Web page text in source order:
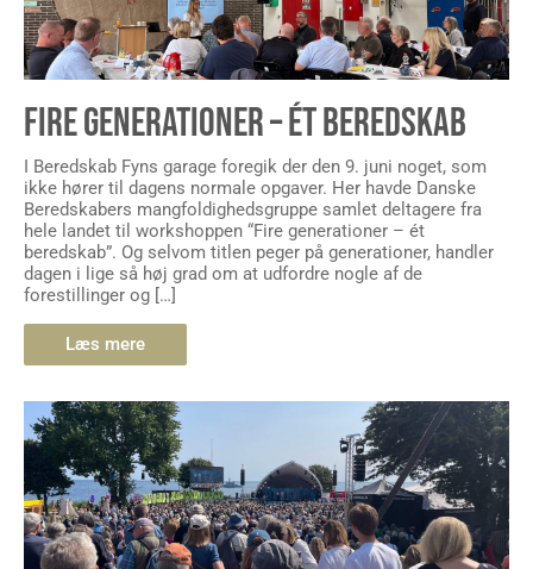
FIRE GENERATIONER – ÉT BEREDSKAB
I Beredskab Fyns garage foregik der den 9. juni noget, som
Beredskabers mangfoldighedsgruppe samlet deltagere fra
hele landet til workshoppen “Fire generationer – ét
beredskab”. Og selvom titlen peger på generationer, handler
dagen i lige så høj grad om at udfordre nogle af de
forestillinger og […]
Læs mere